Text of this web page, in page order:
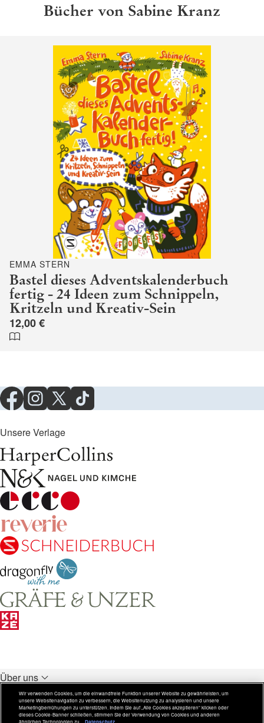
Bücher von Sabine Kranz
EMMA STERN
Bastel dieses Adventskalenderbuch
fertig - 24 Ideen zum Schnippeln,
Kritzeln und Kreativ-Sein
12,00 €
Unsere Verlage
Über uns
Unsere Verlage
Rechtliches
Wir verwenden Cookies, um die einwandfreie Funktion unserer Website zu gewährleisten, um
unsere Websitenavigation zu verbessern, die Websitenutzung zu analysieren und unsere
Marketingbemühungen zu unterstützen. Indem Sie auf „Alle Cookies akzeptieren“ klicken oder
dieses Cookie-Banner schließen, stimmen Sie der Verwendung von Cookies und anderen
ähnlichen Technologien zu.
Datenschutz